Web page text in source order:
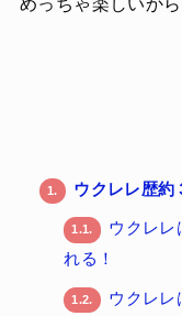
1. ウクレレ歴約
1.1.
ウクレレ
れる！
1.2.
ウクレレ